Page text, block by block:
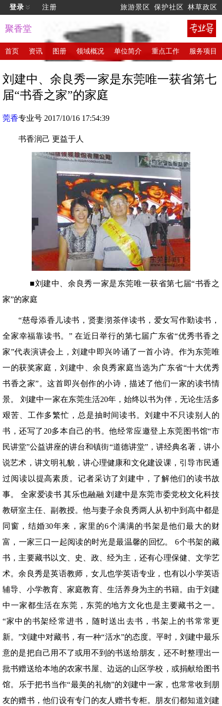
登录 注册 旅游景区 保护社区 林草政区
聚香堂
首页 资讯 图册 领域概况 单位简介 重点工作 服务项目
刘建中、余良秀一家是东莞唯一获省第七
届“书香之家”的家庭
莞香专业号 2017/10/16 17:54:39
书香润己 更益于人
■刘建中、余良秀一家是东莞唯一获省第七届“书香之
家”的家庭
“慈母添香儿读书，贤妻沏茶伴读书，爱女写作勤读书，
全家幸福靠读书。” 在近日举行的第七届广东省“优秀书香之
家”代表演讲会上，刘建中即兴吟诵了一首小诗。作为东莞唯
一的获奖家庭，刘建中、余良秀家庭当选为广东省“十大优秀
书香之家”。这首即兴创作的小诗，描述了他们一家的读书情
景。 刘建中一家在东莞生活20年，始终以书为伴，无论生活多
艰苦、工作多繁忙，总是抽时间读书。刘建中不只读别人的
书，还写了20多本自己的书。他经常应邀登上东莞图书馆“市
民讲堂”公益讲座的讲台和镇街“道德讲堂”，讲经典名著，讲小
说艺术，讲文明礼貌，讲心理健康和文化建设课，引导市民通
过阅读以提高素质。记者采访了刘建中，了解他们的读书故
事。 全家爱读书 其乐也融融 刘建中是东莞市委党校文化科技
教研室主任、副教授。他与妻子余良秀两人从初中到高中都是
同窗，结婚30年来，家里的6个满满的书架是他们最大的财
富，一家三口一起阅读的时光是最温馨的回忆。 6个书架的藏
书，主要藏书以文、史、政、经为主，还有心理保健、文学艺
术。余良秀是英语教师，女儿也学英语专业，也有以小学英语
辅导、小学教育、家庭教育、生活养身为主的书籍。由于刘建
中一家都生活在东莞，东莞的地方文化也是主要藏书之一。
“家中的书架经常进书，随时送出去书，书架上的书常常更
新。”刘建中对藏书，有一种“活水”的态度。平时，刘建中最乐
意的是把自己用不了或用不到的书送给朋友，还不时整理出一
批书赠送给本地的农家书屋、边远的山区学校，或捐献给图书
馆。乐于把书当作“最美的礼物”的刘建中一家，也常常收到朋
友的赠书，他们设有专门的友人赠书专柜。朋友们都知道刘建